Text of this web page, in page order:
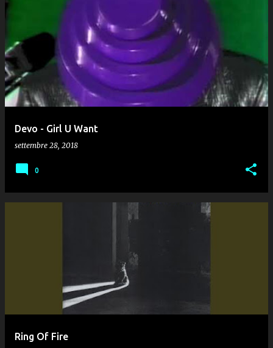
Devo - Girl U Want
settembre 28, 2018
0
Ring Of Fire